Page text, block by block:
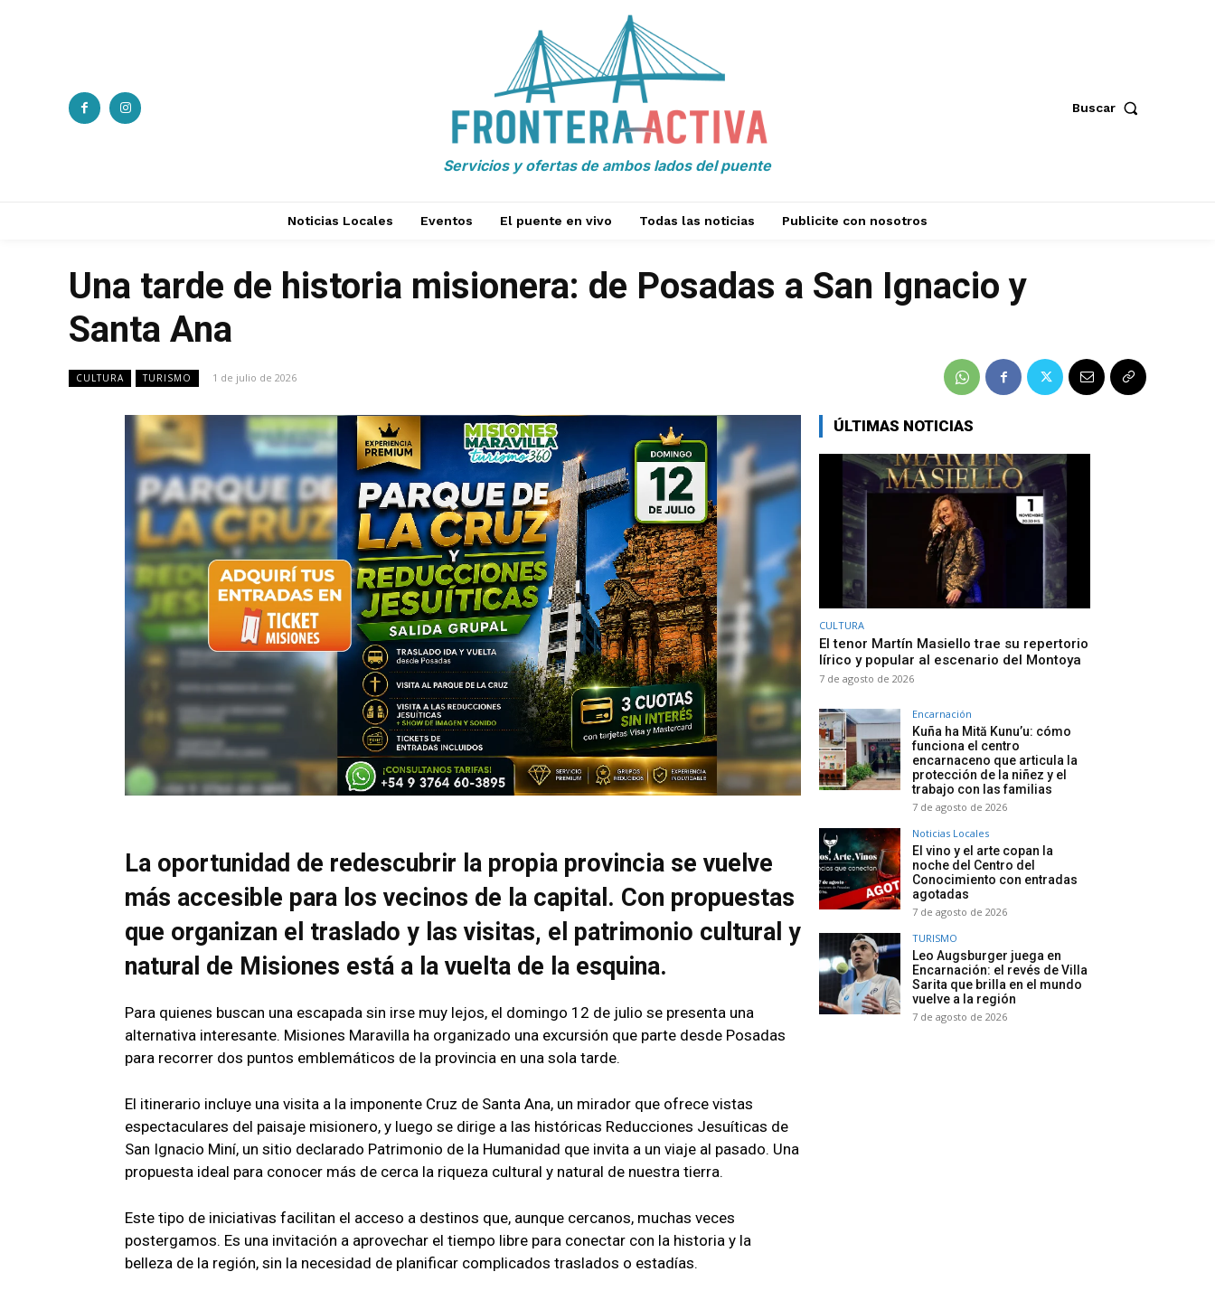
Servicios y ofertas de ambos lados del puente
Buscar
Noticias Locales Eventos El puente en vivo Todas las noticias Publicite con nosotros
Una tarde de historia misionera: de Posadas a San Ignacio y
Santa Ana
CULTURA TURISMO 1 de julio de 2026
La oportunidad de redescubrir la propia provincia se vuelve
más accesible para los vecinos de la capital. Con propuestas
que organizan el traslado y las visitas, el patrimonio cultural y
natural de Misiones está a la vuelta de la esquina.
Para quienes buscan una escapada sin irse muy lejos, el domingo 12 de julio se presenta una
alternativa interesante. Misiones Maravilla ha organizado una excursión que parte desde Posadas
para recorrer dos puntos emblemáticos de la provincia en una sola tarde.
El itinerario incluye una visita a la imponente Cruz de Santa Ana, un mirador que ofrece vistas
espectaculares del paisaje misionero, y luego se dirige a las históricas Reducciones Jesuíticas de
San Ignacio Miní, un sitio declarado Patrimonio de la Humanidad que invita a un viaje al pasado. Una
propuesta ideal para conocer más de cerca la riqueza cultural y natural de nuestra tierra.
Este tipo de iniciativas facilitan el acceso a destinos que, aunque cercanos, muchas veces
postergamos. Es una invitación a aprovechar el tiempo libre para conectar con la historia y la
belleza de la región, sin la necesidad de planificar complicados traslados o estadías.
ÚLTIMAS NOTICIAS
CULTURA
El tenor Martín Masiello trae su repertorio
lírico y popular al escenario del Montoya
7 de agosto de 2026
Encarnación
Kuña ha Mită Kunu’u: cómo
funciona el centro
encarnaceno que articula la
protección de la niñez y el
trabajo con las familias
7 de agosto de 2026
Noticias Locales
El vino y el arte copan la
noche del Centro del
Conocimiento con entradas
agotadas
7 de agosto de 2026
TURISMO
Leo Augsburger juega en
Encarnación: el revés de Villa
Sarita que brilla en el mundo
vuelve a la región
7 de agosto de 2026